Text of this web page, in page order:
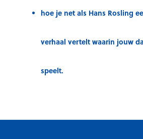
hoe je net als Hans Rosling
verhaal vertelt waarin jouw
speelt.